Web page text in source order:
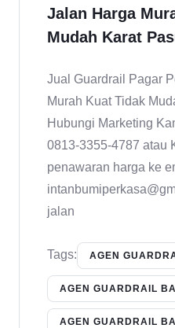
Jalan Harga
Mudah Karat
Jual Guardrail Pagar
Murah Kuat Tidak
Hubungi Marketing
0813-3355-4787 atau
penawaran harga ke
jalan
Tags: AGEN
AGEN GUARDRAIL
AGEN GUARDRAIL